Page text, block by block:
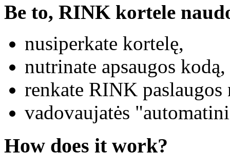
Be to, RINK kortele
nusiperkate kortelę,
nutrinate apsaugos kodą,
renkate RINK paslaugos
vadovaujatės
How does it work?